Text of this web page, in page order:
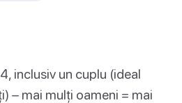
inclusiv un cuplu (ideal
– mai mulți oameni = mai